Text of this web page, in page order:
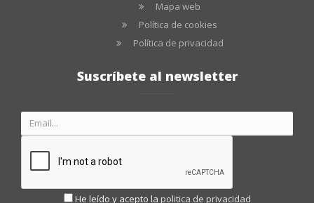
Mapa web
Política de cookies
Política de privacidad
Suscríbete al newsletter
He leído y acepto la politica de privacidad